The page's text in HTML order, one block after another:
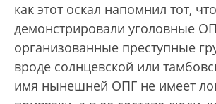
как этот оскал напомнил тот,
демонстрировали уголовные
организованные преступные
вроде солнцевской или
имя нынешней ОПГ не имеет